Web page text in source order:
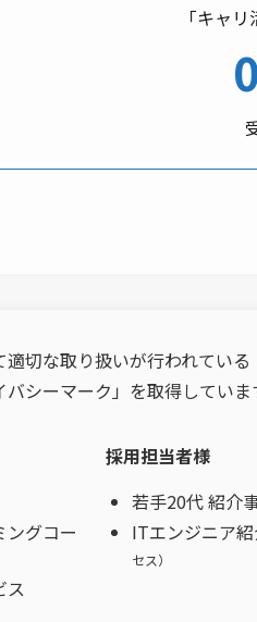
「キャ
切な取り扱いが行われている
シーマーク」を取得していま
ングコー
ス
採用担当者様
若手20代 紹介
ITエンジニア
セス）